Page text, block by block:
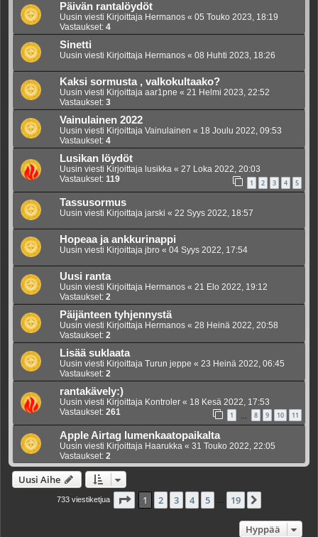
Päivän rantalöydöt
Uusin viesti Kirjoittaja Hermanos « 05 Touko 2023, 18:19
Vastaukset: 4
Sinetti
Uusin viesti Kirjoittaja Hermanos « 08 Huhti 2023, 18:26
Kaksi sormusta , valkokultaako?
Uusin viesti Kirjoittaja aar1pne « 21 Helmi 2023, 22:52
Vastaukset: 3
Vainulainen 2022
Uusin viesti Kirjoittaja Vainulainen « 18 Joulu 2022, 09:53
Vastaukset: 4
Lusikan löydöt
Uusin viesti Kirjoittaja lusikka « 27 Loka 2022, 20:03
Vastaukset: 119 1 2 3 4 5
Tassusormus
Uusin viesti Kirjoittaja jarski « 22 Syys 2022, 18:57
Hopeaa ja ankkurinappi
Uusin viesti Kirjoittaja jbro « 04 Syys 2022, 17:54
Uusi ranta
Uusin viesti Kirjoittaja Hermanos « 21 Elo 2022, 19:12
Vastaukset: 2
Päijänteen tyhjennystä
Uusin viesti Kirjoittaja Hermanos « 28 Heinä 2022, 20:58
Vastaukset: 2
Lisää suklaata
Uusin viesti Kirjoittaja Turun jeppe « 23 Heinä 2022, 06:45
Vastaukset: 2
rantakävely:)
Uusin viesti Kirjoittaja Kontroler « 18 Kesä 2022, 17:53
Vastaukset: 261 1 8 9 10 11
Apple Airtag lumenkaatopaikalta
Uusin viesti Kirjoittaja Haarukka « 31 Touko 2022, 22:05
Vastaukset: 2
Uusi Aihe
733 viestiketjua Sivu /19
1 2 3 4 5 19
Hyppää